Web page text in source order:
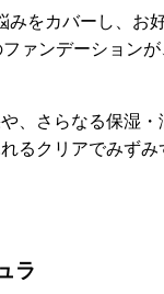
みをカバーし、お
ァンデーション
、さらなる保湿
るクリアでみず
ラ